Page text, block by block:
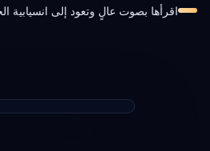
اقرأها بصوت عالٍ وتعود إلى انسيابية